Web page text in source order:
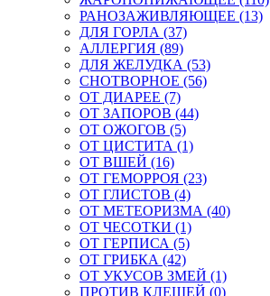
РАНОЗАЖИВЛЯЮЩЕЕ (13)
ДЛЯ ГОРЛА (37)
АЛЛЕРГИЯ (89)
ДЛЯ ЖЕЛУДКА (53)
СНОТВОРНОЕ (56)
ОТ ДИАРЕЕ (7)
ОТ ЗАПОРОВ (44)
ОТ ОЖОГОВ (5)
ОТ ЦИСТИТА (1)
ОТ ВШЕЙ (16)
ОТ ГЕМОРРОЯ (23)
ОТ ГЛИСТОВ (4)
ОТ МЕТЕОРИЗМА (40)
ОТ ЧЕСОТКИ (1)
ОТ ГЕРПИСА (5)
ОТ ГРИБКА (42)
ОТ УКУСОВ ЗМЕЙ (1)
ПРОТИВ КЛЕЩЕЙ (0)